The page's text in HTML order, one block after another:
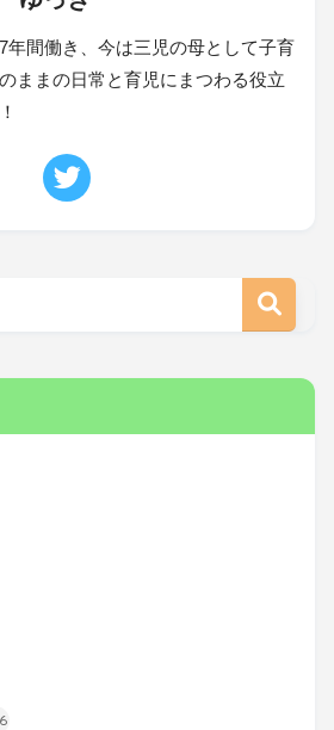
年間働き、今は三児の母として子育
ままの日常と育児にまつわる役立